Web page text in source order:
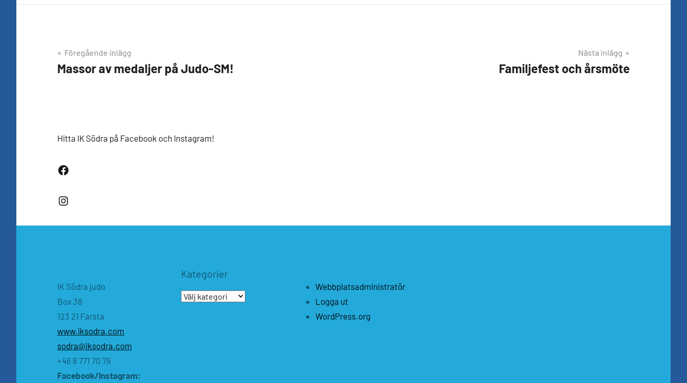
Inläggsnavigering
Föregående inlägg
Massor av medaljer på Judo-SM!
Nästa inlägg
Familjefest och årsmöte
Hitta IK Södra på Facebook och Instagram!
Facebook
Instagram
IK Södra judo
Box 38
123 21 Farsta
www.iksodra.com
sodra@iksodra.com
+46 8 771 70 79
Facebook/Instagram:
Kategorier
Kategorier
Webbplatsadministratör
Logga ut
WordPress.org